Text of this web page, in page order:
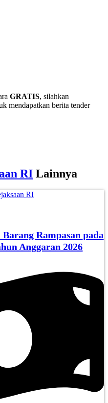
GRATIS, silahkan
mendapatkan berita tender
RI Lainnya
Rampasan pada
Anggaran 2026